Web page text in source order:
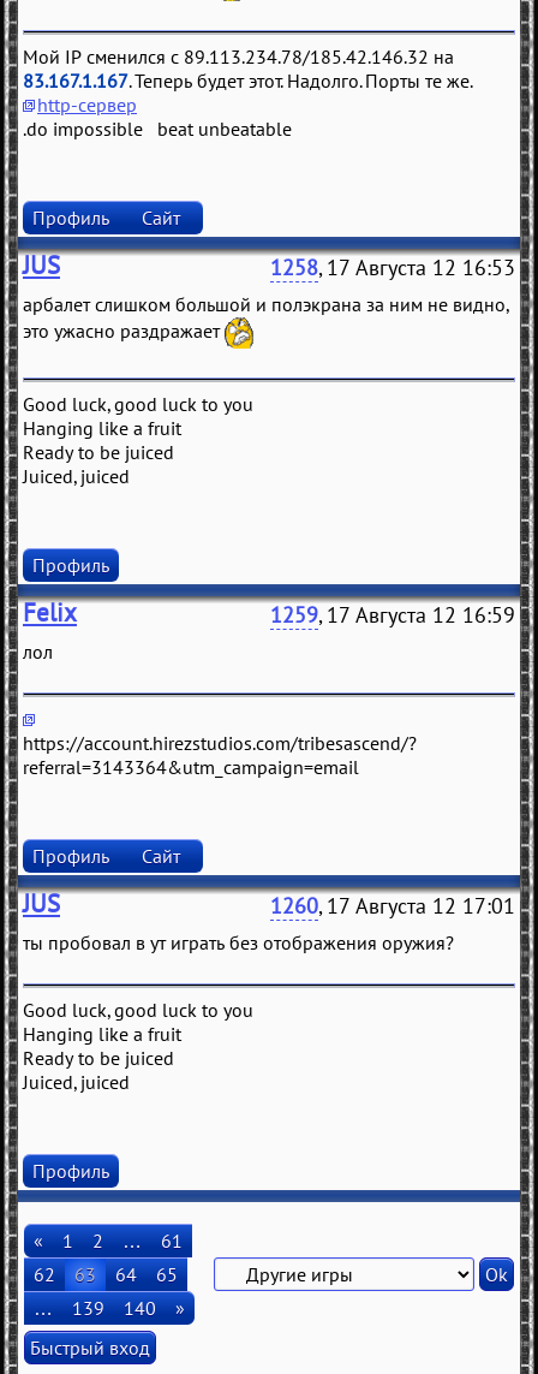
Мой IP сменился с 89.113.234.78/185.42.146.32 на
83.167.1.167. Теперь будет этот. Надолго. Порты те же.
http-сервер
.do impossible beat unbeatable
Профиль Сайт
JUS 1258, 17 Августа 12 16:53
арбалет слишком большой и полэкрана за ним не видно,
это ужасно раздражает
Good luck, good luck to you
Hanging like a fruit
Ready to be juiced
Juiced, juiced
Профиль
Felix 1259, 17 Августа 12 16:59
лол
https://account.hirezstudios.com/tribesascend/?
referral=3143364&utm_campaign=email
Профиль Сайт
JUS 1260, 17 Августа 12 17:01
ты пробовал в ут играть без отображения оружия?
Good luck, good luck to you
Hanging like a fruit
Ready to be juiced
Juiced, juiced
Профиль
« 1 2 …
61
62
63 64
65
…
139 140 »